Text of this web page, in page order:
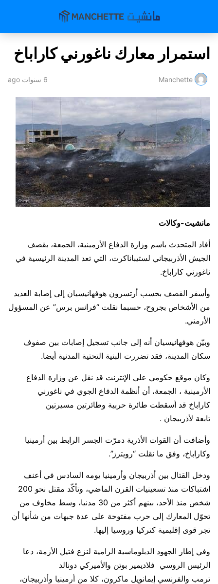
استمرار معارك ناغورني كاراباخ
Manchette 6 سنوات ago
مانشيت-وكالات
أفاد المتحدث باسم وزارة الدفاع الأرمينية، الجمعة، بقصف
الجيش الأذربيجاني لستيباناكرت، التي تعد المدينة الرئيسية في
ناغورني كاراباخ.
وأسفر القصف بحسب أرتسرون هوفهانيسيان إلى إصابة العديد
من الأشخاص بجروح، حسبما نقلت “فرانس برس” عن المسؤول
الأرمني.
وبيّن هوفهانيسيان أنه إلى جانب تسجيل إصابات بين صفوف
سكان المدينة، فقد تضررت البنية التحتية المدنية أيضا.
وكان موقع حكومي على الإنترنت قد نقل عن وزارة الدفاع
الأرمينية ، الجمعة، أن أنظمة الدفاع الجوي في ناغورني
كاراباخ قد أسقطت طائرة حربية وطائرتين مسيرتين
تابعة لأذربيجان .
وأضافت أن القوات الأذرية دمرّت الجسر الرابط بين أرمينيا
وكاراباخ، وفق ما نقلت “رويترز”.
ودخل القتال بين أذربيجان وأرمينيا يومه السادس في أعنف
اشتباكات منذ تسعينيات القرن الماضي، وتأكّد مقتل نحو 200
شخص منذ الأحد، بينهم أكثر من 30 مدنيا، وسط مخاوف من
تحوّل المعارك إلى حرب مفتوحة على عدة جبهات من شأنها أن
تجر قوى إقليمية كتركيا وروسيا إليها.
وفي إطار الجهود الدبلوماسية الرامية لنزع فتيل الأزمة، دعا
الرئيس الروسي فلاديمير بوتن والأميركي دونالد
ترمب والفرنسي إيمانويل ماكرون، كلا من أرمينيا وأذربيجان،